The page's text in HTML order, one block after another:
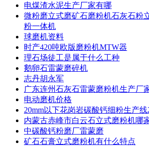
电煤渣水泥生产厂家有哪
微粉磨立式磨矿石磨粉机石灰石粉
粉一体机
球磨机资料
时产420吨欧版磨粉机MTW器
理石场徒工是属于什么工种
鹅卵石雷蒙磨碎机
志丹胡永军
广东连州石灰石雷蒙磨粉机生产厂
电动磨机价格
20mm以下花岗岩碳酸钙细粉生产线
内蒙古赤峰市白云石立式磨粉机哪
中碳酸钙粉磨厂雷蒙磨
矿石石膏立式磨粉机有什么特点